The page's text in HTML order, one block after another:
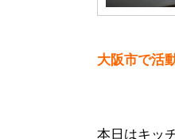
大阪市で活
本日はキッ